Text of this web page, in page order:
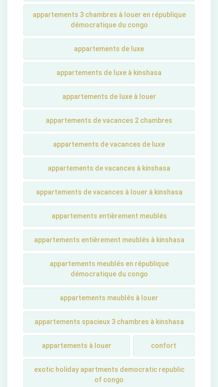
appartements 3 chambres à louer en république
démocratique du congo
appartements de luxe
appartements de luxe à kinshasa
appartements de luxe à louer
appartements de vacances 2 chambres
appartements de vacances de luxe
appartements de vacances à kinshasa
appartements de vacances à louer à kinshasa
appartements entièrement meublés
appartements entièrement meublés à kinshasa
appartements meublés en république
démocratique du congo
appartements meublés à louer
appartements spacieux 3 chambres à kinshasa
appartements à louer confort
exotic holiday apartments democratic republic
of congo